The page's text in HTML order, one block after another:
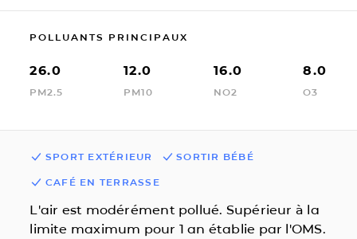
POLLUANTS PRINCIPAUX
26.0
PM2.5
12.0
PM10
16.0
NO2
8.0
O3
SPORT EXTÉRIEUR SORTIR BÉBÉ
CAFÉ EN TERRASSE
L'air est modérément pollué. Supérieur à la
limite maximum pour 1 an établie par l'OMS.